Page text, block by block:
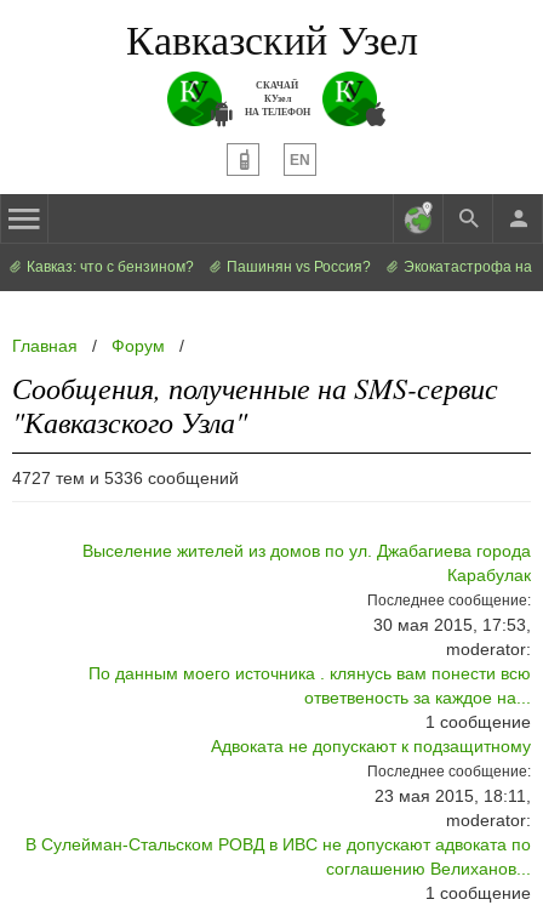
Кавказский Узел
СКАЧАЙ
КУзел
НА ТЕЛЕФОН
EN
Кавказ: что с бензином? Пашинян vs Россия? Экокатастрофа на
Главная / Форум /
Сообщения, полученные на SMS-сервис
"Кавказского Узла"
4727 тем и 5336 сообщений
Выселение жителей из домов по ул. Джабагиева города
Карабулак
Последнее сообщение:
30 мая 2015, 17:53,
moderator:
По данным моего источника . клянусь вам понести всю
ответвеность за каждое на...
1 сообщение
Адвоката не допускают к подзащитному
Последнее сообщение:
23 мая 2015, 18:11,
moderator:
В Сулейман-Стальском РОВД в ИВС не допускают адвоката по
соглашению Велиханов...
1 сообщение